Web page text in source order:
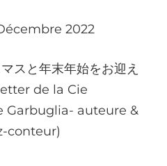
2022
スと年末年始をお迎え
de la Cie
Garbuglia- auteure &
conteur)